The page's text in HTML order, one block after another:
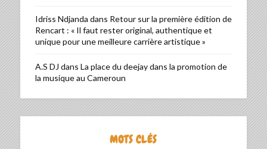
Idriss Ndjanda dans Retour sur la première édition de
Rencart : « Il faut rester original, authentique et
unique pour une meilleure carrière artistique »
A.S DJ dans La place du deejay dans la promotion de
la musique au Cameroun
MOTS CLÉS